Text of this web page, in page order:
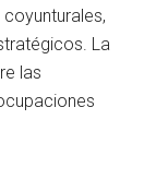
La
las